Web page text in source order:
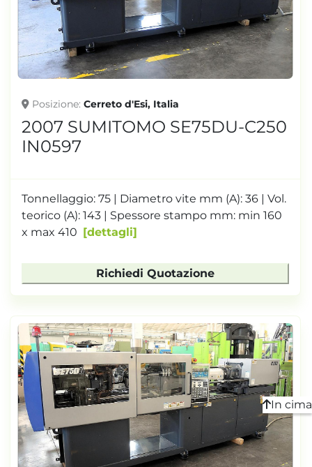
TONNELLAGGIO
Posizione Cerreto d'Esi, Italia
2007 SUMITOMO SE75DU-C250
IN0597
Tonnellaggio: 75 | Diametro vite mm (A): 36 | Vol.
teorico (A): 143 | Spessore stampo mm: min 160
x max 410
dettagli
Richiedi Quotazione
In cima